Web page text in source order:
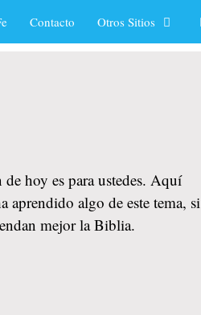
Contacto Otros Sitios
hoy es para ustedes. Aquí
aprendido algo de este tema, si
mejor la Biblia.